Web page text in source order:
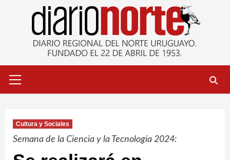
primario
Cultura y Sociales
Semana de la Ciencia y la Tecnología 2024: